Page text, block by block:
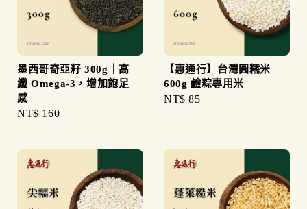
墨西哥奇亞籽 300g｜高
纖 Omega-3，增加飽足
感
Regular
NT$ 160
【惠通行】台灣圓糯米
600g 鹼粽專用米
Regular
NT$ 85